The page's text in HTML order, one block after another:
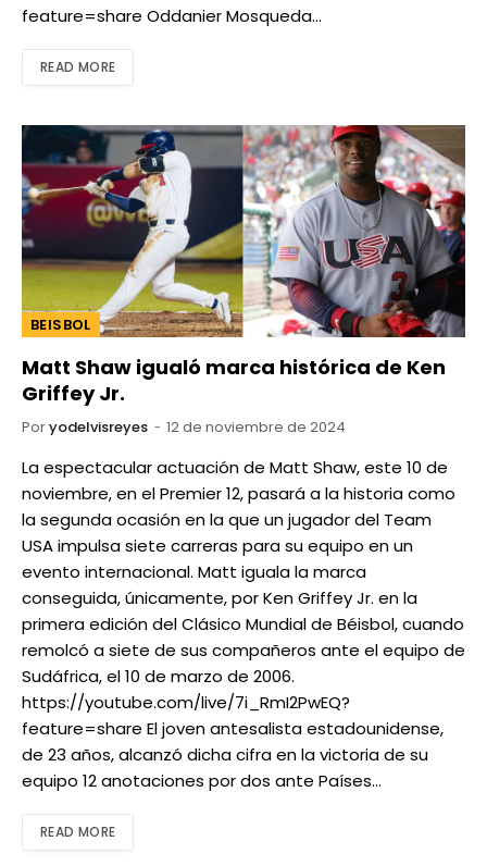
feature=share Oddanier Mosqueda…
READ MORE
BEISBOL
Matt Shaw igualó marca histórica de Ken
Griffey Jr.
Poryodelvisreyes 12 de noviembre de 2024
La espectacular actuación de Matt Shaw, este 10 de
noviembre, en el Premier 12, pasará a la historia como
la segunda ocasión en la que un jugador del Team
USA impulsa siete carreras para su equipo en un
evento internacional. Matt iguala la marca
conseguida, únicamente, por Ken Griffey Jr. en la
primera edición del Clásico Mundial de Béisbol, cuando
remolcó a siete de sus compañeros ante el equipo de
Sudáfrica, el 10 de marzo de 2006.
https://youtube.com/live/7i_RmI2PwEQ?
feature=share El joven antesalista estadounidense,
de 23 años, alcanzó dicha cifra en la victoria de su
equipo 12 anotaciones por dos ante Países…
READ MORE